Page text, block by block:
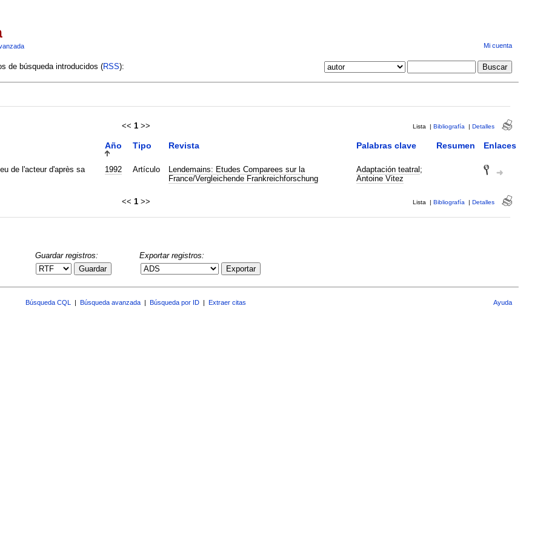
Mi cuenta
de búsqueda introducidos (RSS):
<< 1 >> Lista | Bibliografía | Detalles
Año Tipo Revista Palabras clave Resumen Enlaces
de l'acteur d'après sa
1992 Artículo
Lendemains: Etudes Comparees sur la
France/Vergleichende Frankreichforschung
Adaptación teatral ;
Antoine Vitez
<< 1 >> Lista | Bibliografía | Detalles
Guardar registros:
Guardar
Exportar registros:
Exportar
Búsqueda CQL Búsqueda avanzada Búsqueda por ID Extraer citas Ayuda